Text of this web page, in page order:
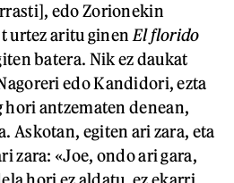
edo Zorionekin
urtez aritu ginen El florido
batera. Nik ez daukat
edo Kandidori, ezta
hori antzematen denean,
Askotan, egiten ari zara, eta
zara: «Joe, ondo ari gara,